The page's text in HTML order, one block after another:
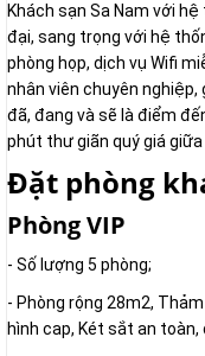
Khách sạn Sa Nam với
đại, sang trọng với hệ
phòng họp, dịch vụ Wifi
nhân viên chuyên nghiệp,
đã, đang và sẽ là điểm
phút thư giãn quý giá giữa
Đặt phòng
Phòng VIP
- Số lượng 5 phòng;
- Phòng rộng 28m2,
hình cap, Két sắt an